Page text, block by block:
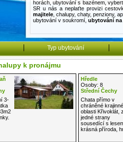
horách, ubytování s bazénem,
SR u nás a neplaťte provizi
majitele, chalupy, chaty, penziony,
ubytování v soukromí, ubytování na
Typ ubytování
k pronájmu
3-
Hředle
Osoby: 8
Střední Čechy
Chata přímo v
chráněné krajinné
oblasti Křivoklát, z
jedné strany
sousedící s
krásná příroda,